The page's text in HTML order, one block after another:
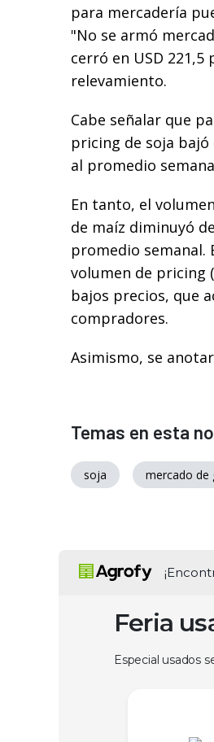
para mercadería
"No se armó
cerró en USD
relevamiento.
Cabe señalar que
pricing de soja bajó
al promedio
En tanto, el
de maíz diminuyó
promedio semanal.
volumen de pricing
bajos precios, que
compradores.
Asimismo, se
Temas en esta
soja mercado de
Feria
Especial usados